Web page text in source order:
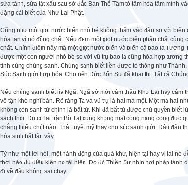
sửa tánh, sửa tật xấu sau sở đắc Bản Thể Tâm tỏ tâm hòa tâm mình
đặng cái biết của Như Lai Phật.
Cũng như một giọt nước biển nhỏ bé không thấm vào đâu so với
hòa tan vì nó đồng chất. Nếu đem một giọt nước biển phân chất
chất. Chính điểm nầy mà một giọt nước biển và biển cả bao la
được một con người nhỏ bé so với vũ trụ bao la cũng hòa hợp tương
tình cùng chúng sanh. Chúng sanh biết liền được tỏ thông như
Súc Sanh giới hợp hóa. Cho nên Đức Bổn Sư đã khai thị: Tất cả
Nếu chúng sanh biết lìa Ngã, Ngã sở mới cảm thấu Như Lai hay cảm
vô tận khó nghĩ bàn. Rõ ràng Ta và vũ trụ là hai mà một. Một mà hai
không còn sanh tử chính là bất tử. Khi đã bất tử được chủ quyền biết
sạch thôi. Dù có lai trần Bồ Tát cũng không mất công năng công đức
chẳng thiếu chút nào. Thật tuyệt mỹ thay cho súc sanh giới. Đâu đâu
hóa sinh bất tận vậy.
Tỷ như một lời nói, một hành động của quá khứ, hiện tại hay vị lai nó
thời nào đủ điều kiện nó tái hiện. Do đó Thiền Sư nhìn nơi pháp tánh
đi về đâu không sai chạy.